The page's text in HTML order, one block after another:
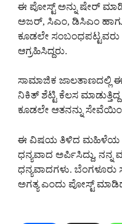
ಈ ಪೋಸ್ಟ್ ಅನ್ನು ಷೇರ್
ಅಜರ್, ಸಿಎಂ, ಡಿಸಿಎಂ
ಕೂಡಲೇ ಸಂಬಂಧಪಟ್ಟವರು
ಆಗ್ರಹಿಸಿದ್ದರು.
ಸಾಮಾಜಿಕ ಜಾಲತಾಣದಲ್ಲಿ ಈ
ನಿಕಿತ್ ಶೆಟ್ಟಿ ಕೆಲಸ
ಕೂಡಲೇ ಆತನನ್ನು
ಈ ವಿಷಯ ತಿಳಿದ ಮಹಿಳೆಯ
ಧನ್ಯವಾದ ಅರ್ಪಿಸಿದ್ದು, ನನ್ನ
ಧನ್ಯವಾದಗಳು. ಬೆಂಗಳೂರು
ಅಗತ್ಯ ಎಂದು ಪೋಸ್ಟ್